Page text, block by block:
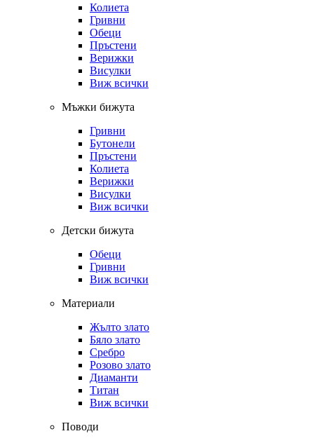
Колиета
Гривни
Обеци
Пръстени
Верижки
Висулки
Виж всички
Мъжки бижута
Гривни
Бутонели
Пръстени
Колиета
Верижки
Висулки
Виж всички
Детски бижута
Обеци
Гривни
Виж всички
Материали
Жълто злато
Бяло злато
Сребро
Розово злато
Диаманти
Титан
Виж всички
Поводи